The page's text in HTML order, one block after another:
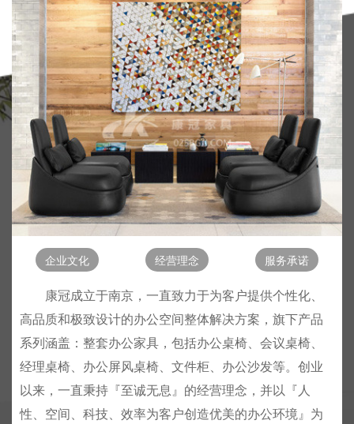
企业文化 经营理念 服务承诺
康冠成立于南京，一直致力于为客户提供个性化、
高品质和极致设计的办公空间整体解决方案，旗下产品
系列涵盖：整套办公家具，包括办公桌椅、会议桌椅、
经理桌椅、办公屏风桌椅、文件柜、办公沙发等。创业
以来，一直秉持『至诚无息』的经营理念，并以『人
性、空间、科技、效率为客户创造优美的办公环境』为